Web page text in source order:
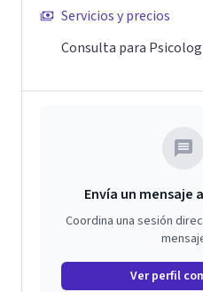
Servicios y precios
Consulta para
Envía un mensaje
Coordina una sesión
Ver perfil